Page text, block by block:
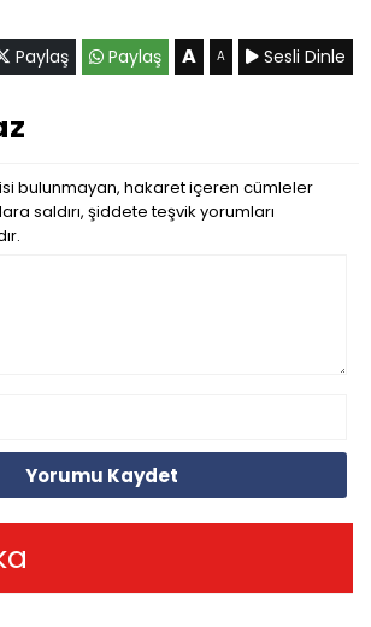
Paylaş Paylaş A A Sesli Dinle
bulunmayan, hakaret içeren cümleler
saldırı, şiddete teşvik yorumları
Yorumu Kaydet